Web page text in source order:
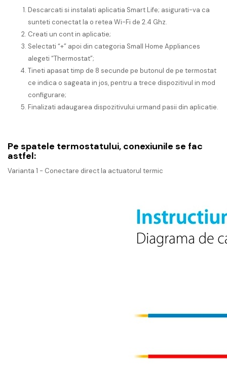
Descarcati si instalati aplicatia Smart Life; asigurati-va ca
sunteti conectat la o retea Wi-Fi de 2.4 Ghz.
Creati un cont in aplicatie;
Selectati “+” apoi din categoria Small Home Appliances
alegeti “Thermostat”;
Tineti apasat timp de 8 secunde pe butonul de pe termostat
ce indica o sageata in jos, pentru a trece dispozitivul in mod
configurare;
Finalizati adaugarea dispozitivului urmand pasii din aplicatie.
Pe spatele termostatului, conexiunile se fac
astfel:
Varianta 1 - Conectare direct la actuatorul termic